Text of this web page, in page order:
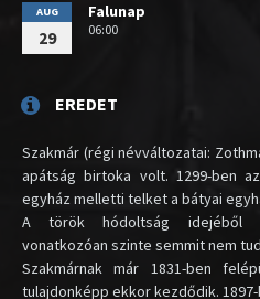
AUG
29
Falunap
06:00
EREDET
Szakmár (régi névváltozatai:
apátság birtoka volt. 1299-ben
egyház melletti telket a bátyai
A török hódoltság idejéből
vonatkozóan szinte semmit nem
Szakmárnak már 1831-ben
tulajdonképp ekkor kezdődik.